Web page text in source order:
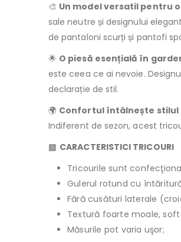
🎨 Un model versatil pentru
sale neutre și designului
de pantaloni scurți și pantofi
🌟 O piesă esențială în
este ceea ce ai nevoie.
declarație de stil.
🌍 Confortul întâlnește stilul
Indiferent de sezon, acest
▧ CARACTERISTICI TRICOURI
Tricourile sunt
Gulerul rotund cu
Fără cusături laterale
Textură foarte moale,
Măsurile pot varia uşor;